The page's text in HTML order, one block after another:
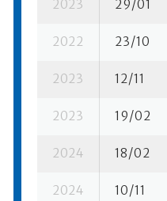
2023 29/01
2022 23/10
2023 12/11
2023 19/02
2024 18/02
2024 10/11